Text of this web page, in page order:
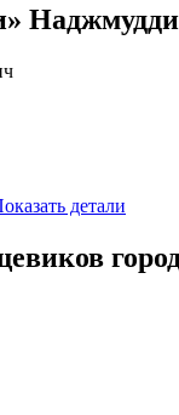
детали